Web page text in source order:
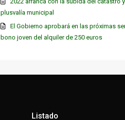
plusvalía municipal
El Gobierno aprobará en las próximas
bono joven del alquiler de 250 euros
Listado